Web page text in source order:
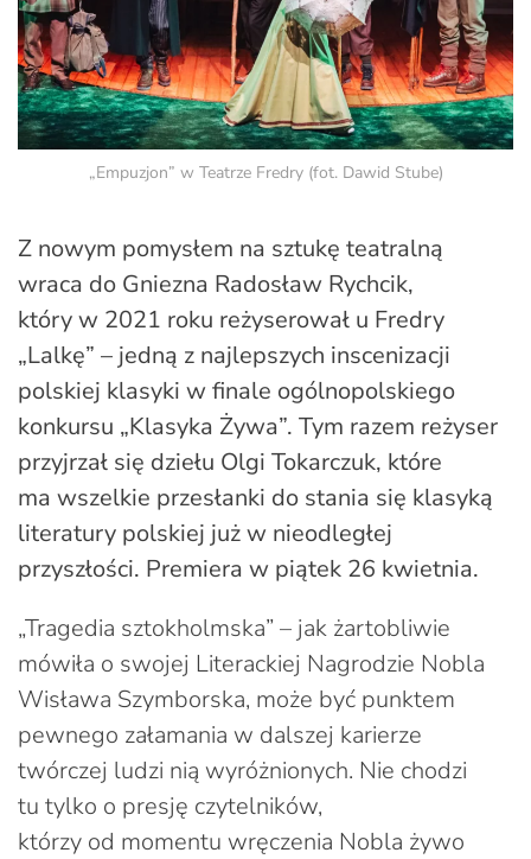
„Empuzjon” w Teatrze Fredry (fot. Dawid Stube)
Z nowym pomysłem na sztukę teatralną
wraca do Gniezna Radosław Rychcik,
który w 2021 roku reżyserował u Fredry
„Lalkę” – jedną z najlepszych inscenizacji
polskiej klasyki w finale ogólnopolskiego
konkursu „Klasyka Żywa”. Tym razem reżyser
przyjrzał się dziełu Olgi Tokarczuk, które
ma wszelkie przesłanki do stania się klasyką
literatury polskiej już w nieodległej
przyszłości. Premiera w piątek 26 kwietnia.
„Tragedia sztokholmska” – jak żartobliwie
mówiła o swojej Literackiej Nagrodzie Nobla
Wisława Szymborska, może być punktem
pewnego załamania w dalszej karierze
twórczej ludzi nią wyróżnionych. Nie chodzi
tu tylko o presję czytelników,
którzy od momentu wręczenia Nobla żywo